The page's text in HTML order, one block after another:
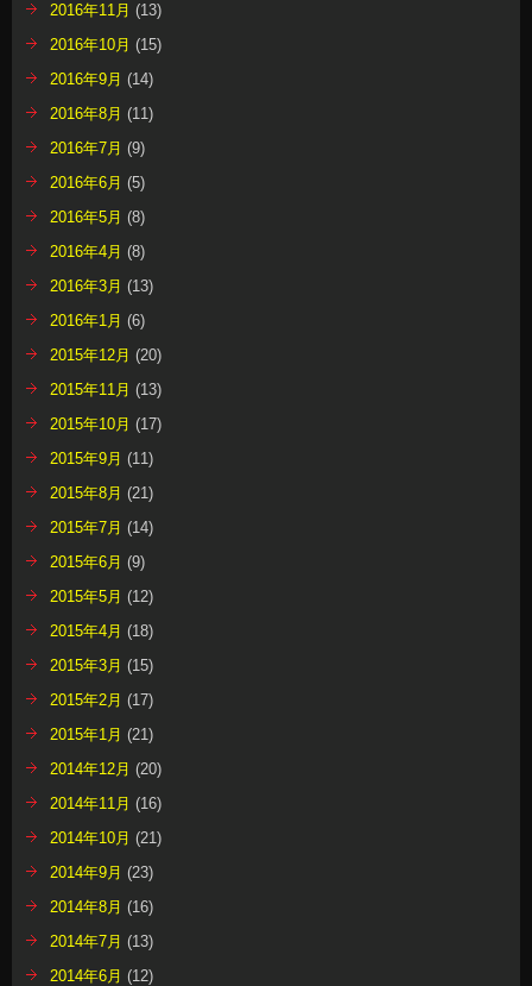
2016年11月 (13)
2016年10月 (15)
2016年9月 (14)
2016年8月 (11)
2016年7月 (9)
2016年6月 (5)
2016年5月 (8)
2016年4月 (8)
2016年3月 (13)
2016年1月 (6)
2015年12月 (20)
2015年11月 (13)
2015年10月 (17)
2015年9月 (11)
2015年8月 (21)
2015年7月 (14)
2015年6月 (9)
2015年5月 (12)
2015年4月 (18)
2015年3月 (15)
2015年2月 (17)
2015年1月 (21)
2014年12月 (20)
2014年11月 (16)
2014年10月 (21)
2014年9月 (23)
2014年8月 (16)
2014年7月 (13)
2014年6月 (12)